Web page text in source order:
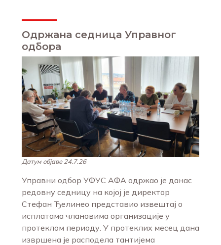
Одржана седница Управног
одбора
Датум објаве 24.7.26
Управни одбор УФУС АФА одржао је данас
редовну седницу на којој је директор
Стефан Ђелинео представио извештај о
исплатама члановима организације у
протеклом периоду. У протеклих месец дана
извршена је расподела тантијема